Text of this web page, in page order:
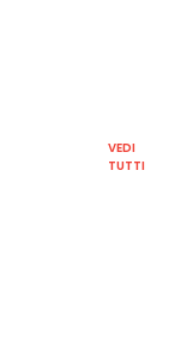
VEDI
TUTTI